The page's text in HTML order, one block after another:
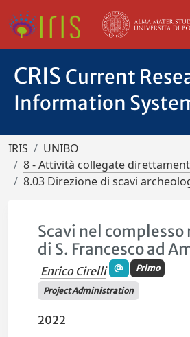
CRIS Current
Information
IRIS
UNIBO
8 - Attività collegate
8.03 Direzione di scavi
Scavi nel
di S. Francesco ad
Enrico Cirelli Primo
Project Administration
2022